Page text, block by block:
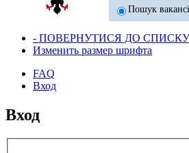
Пошук
- ПОВЕРНУТИСЯ ДО СПИСКУ
Изменить размер шрифта
FAQ
Вход
Вход